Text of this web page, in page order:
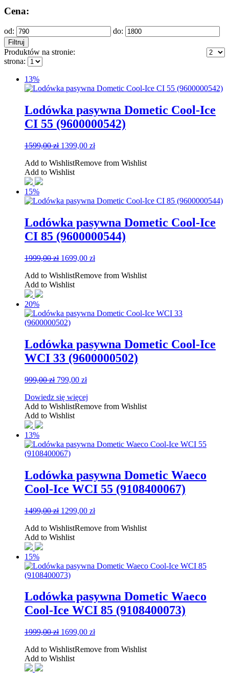
Cena:
od: do:
Filtruj
Produktów na stronie:
strona:
13%
Lodówka pasywna Dometic Cool-Ice
CI 55 (9600000542)
1599,00zł Pierwotna
wynosiła:
1599,00 zł.
1399,00 złAktualna
wynosi:
Add to WishlistRemove from Wishlist
Add to Wishlist
15%
Lodówka pasywna Dometic Cool-Ice
CI 85 (9600000544)
1999,00zł Pierwotna
wynosiła:
1999,00 zł.
1699,00 złAktualna
wynosi:
Add to WishlistRemove from Wishlist
Add to Wishlist
20%
Lodówka pasywna Dometic Cool-Ice
WCI 33 (9600000502)
999,00zł Pierwotna
wynosiła:
999,00 zł.
799,00 złAktualna
wynosi:
799,00 zł.
Dowiedz się więcej
Add to WishlistRemove from Wishlist
Add to Wishlist
13%
Lodówka pasywna Dometic Waeco
Cool-Ice WCI 55 (9108400067)
1499,00zł Pierwotna
wynosiła:
1499,00 zł.
1299,00 złAktualna
wynosi:
Add to WishlistRemove from Wishlist
Add to Wishlist
15%
Lodówka pasywna Dometic Waeco
Cool-Ice WCI 85 (9108400073)
1999,00zł Pierwotna
wynosiła:
1999,00 zł.
1699,00 złAktualna
wynosi:
Add to WishlistRemove from Wishlist
Add to Wishlist